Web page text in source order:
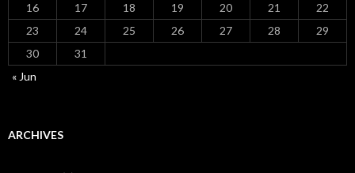
16
17 18 19 20 21
22
23
24 25 26 27 28
29
30
31
« Jun
ARCHIVES